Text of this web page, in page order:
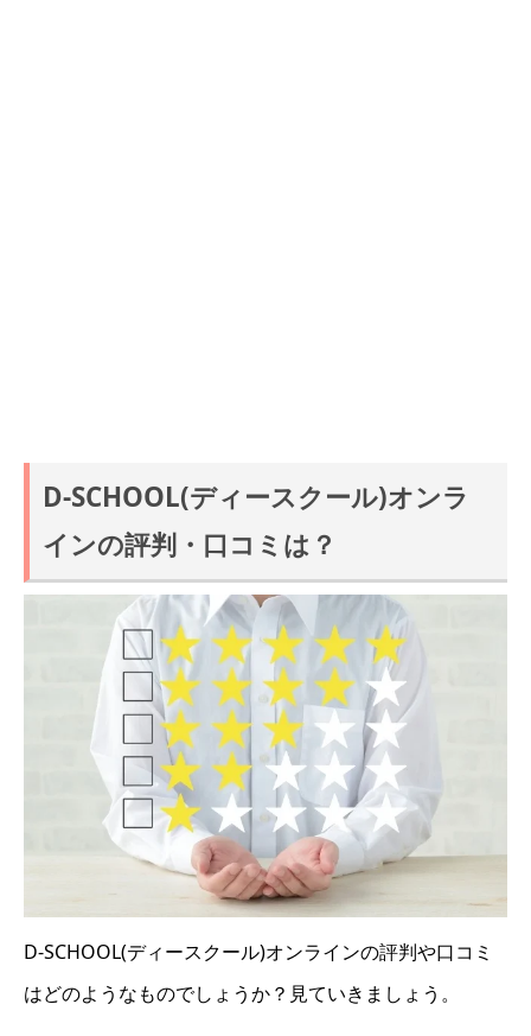
D-SCHOOL(ディースクール)オンラ
インの評判・口コミは？
D-SCHOOL(ディースクール)オンラインの評判や口コミ
はどのようなものでしょうか？見ていきましょう。